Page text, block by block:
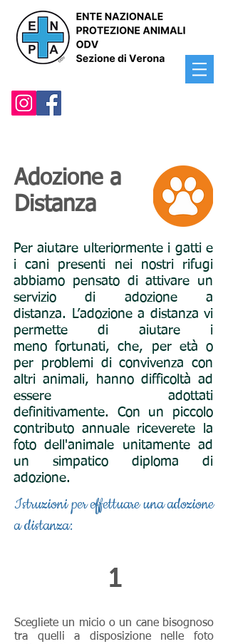
Adozione a
Distanza
Per aiutare ulteriormente i gatti e
i cani presenti nei nostri rifugi
abbiamo pensato di attivare un
servizio di adozione a
distanza. L’adozione a distanza vi
permette di aiutare i
meno fortunati, che, per età o
per problemi di convivenza con
altri animali, hanno difficoltà ad
essere adottati
definitivamente. Con un piccolo
contributo annuale riceverete la
foto dell'animale unitamente ad
un simpatico diploma di
adozione.
Istruzioni per effettuare una adozione
a distanza:
1
Scegliete un micio o un cane bisognoso
tra quelli a disposizione nelle foto